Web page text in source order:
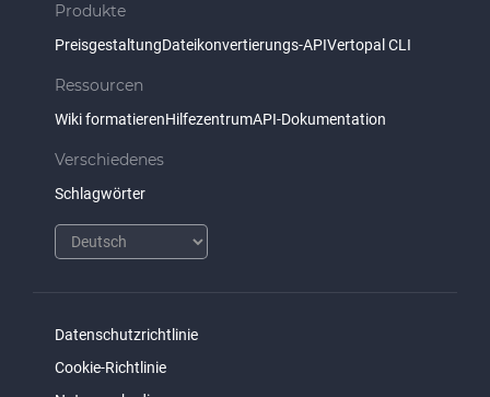
Produkte
PreisgestaltungDateikonvertierungs-APIVertopal CLI
Ressourcen
Wiki formatierenHilfezentrumAPI-Dokumentation
Verschiedenes
Schlagwörter
Datenschutzrichtlinie
Cookie-Richtlinie